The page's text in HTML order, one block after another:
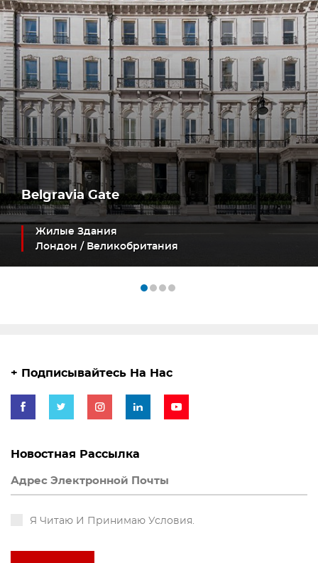
Belgravia Gate
Жилые Здания
Лондон / Великобритания
+ Подписывайтесь На Нас
Новостная Рассылка
Я Читаю И Принимаю Условия.